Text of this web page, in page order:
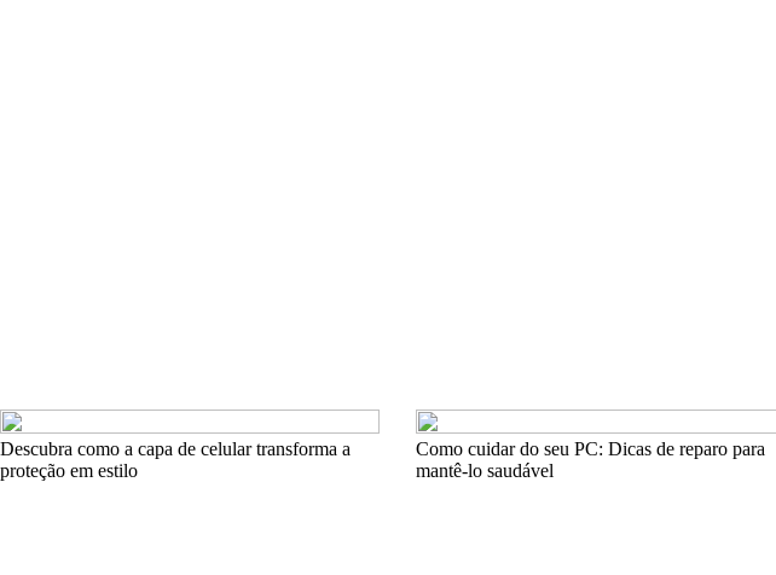
Descubra como a capa de celular transforma a
proteção em estilo
Como cuidar do seu PC: Dicas de reparo para
mantê-lo saudável